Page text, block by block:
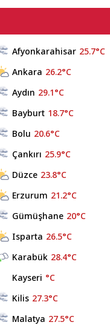
Afyonkarahisar 25.7°C
Ankara 26.2°C
Aydın 29.1°C
Bayburt 18.7°C
Bolu 20.6°C
Çankırı 25.9°C
Düzce 23.8°C
Erzurum 21.2°C
Gümüşhane 20°C
Isparta 26.5°C
Karabük 28.4°C
Kayseri °C
Kilis 27.3°C
Malatya 27.5°C